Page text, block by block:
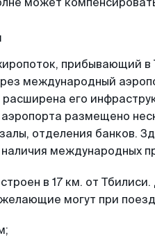
прибывающий
международный
его
размещено
отделения банков.
наличия международных
в 17 км. от
могут при